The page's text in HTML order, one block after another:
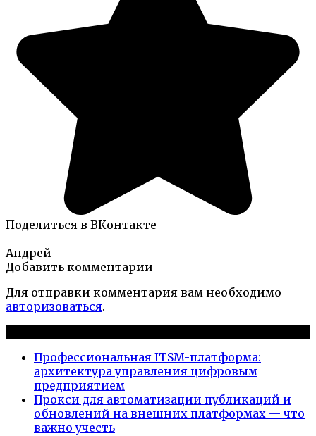
Поделиться в ВКонтакте
Андрей
Добавить комментарии
Для отправки комментария вам необходимо
авторизоваться.
Профессиональная ITSM-платформа:
архитектура управления цифровым
предприятием
Прокси для автоматизации публикаций и
обновлений на внешних платформах — что
важно учесть